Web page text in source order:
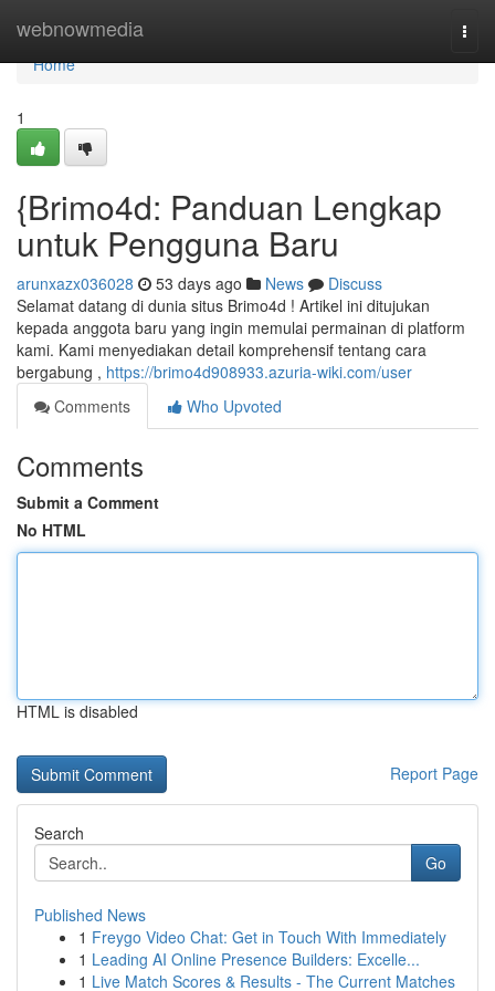
webnowmedia
Home
Home
1
{Brimo4d: Panduan Lengkap
untuk Pengguna Baru
arunxazx036028 53 days ago News
Discuss
Selamat datang di dunia situs Brimo4d ! Artikel ini ditujukan
kepada anggota baru yang ingin memulai permainan di platform
kami. Kami menyediakan detail komprehensif tentang cara
bergabung , https://brimo4d908933.azuria-wiki.com/user
Comments
Who Upvoted
Comments
Submit a Comment
No HTML
HTML is disabled
Report Page
Search
Go
Published News
1 Freygo Video Chat: Get in Touch With Immediately
1 Leading AI Online Presence Builders: Excelle...
1 Live Match Scores & Results - The Current Matches